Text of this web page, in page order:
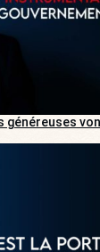
généreuses